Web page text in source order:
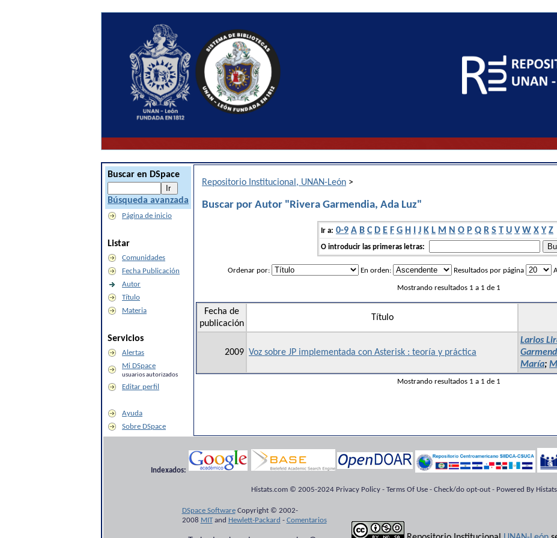
Buscar en DSpace
Búsqueda avanzada
Página de inicio
Listar
Comunidades
Fecha Publicación
Autor
Título
Materia
Servicios
Alertas
Mi DSpace
usuarios autorizados
Editar perfil
Ayuda
Sobre DSpace
Repositorio Institucional, UNAN-León >
Buscar por Autor "Rivera Garmendia, Ada Luz"
Ir a: 0-9 A B C D E F G H I J K L M N O P Q R S T U V W X Y Z
O introducir las primeras letras:
Ordenar por: En orden: Resultados por página
Mostrando resultados 1 a 1 de 1
Fecha de
publicación
Título
2009 Voz sobre JP implementada con Asterisk : teoría y práctica
Larios
María;
Mostrando resultados 1 a 1 de 1
Indexados:
Histats.com © 2005-2024 Privacy Policy - Terms Of Use - Check/do opt-out - Powered By Histats
DSpace SoftwareCopyright © 2002-
2008 MITand Hewlett-Packard - Comentarios